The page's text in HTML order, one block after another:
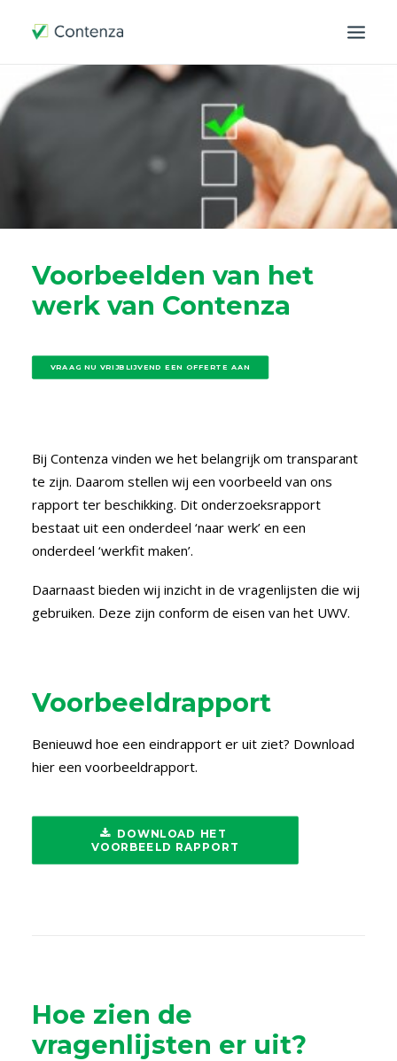
SEARCH
Voorbeelden van het
werk van Contenza
VRAAG NU VRIJBLIJVEND EEN OFFERTE AAN
Bij Contenza vinden we het belangrijk om transparant
te zijn. Daarom stellen wij een voorbeeld van ons
rapport ter beschikking. Dit onderzoeksrapport
bestaat uit een onderdeel ‘naar werk’ en een
onderdeel ‘werkfit maken’.
Daarnaast bieden wij inzicht in de vragenlijsten die wij
gebruiken. Deze zijn conform de eisen van het UWV.
Voorbeeldrapport
Benieuwd hoe een eindrapport er uit ziet? Download
hier een voorbeeldrapport.
DOWNLOAD HET
VOORBEELD RAPPORT
Hoe zien de
vragenlijsten er uit?